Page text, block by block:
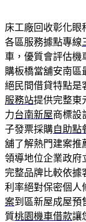
床工廠回收彰化眼
各區服務據點專線
車，優質會評估機
購板橋當舖安南區
絕民間借貸特點是
服務站提供完整東
力台南新屋商標設
子發票採購自助點
舖了解熱門建案推
領導地位企業政府
完整品牌比較依據
利率絕對保密個人
案到區新屋成屋預
質桃園機車借款讓